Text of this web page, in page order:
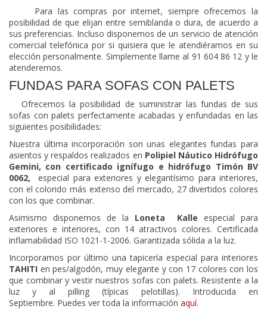
Para las compras por internet, siempre ofrecemos la
posibilidad de que elijan entre semiblanda o dura, de acuerdo a
sus preferencias. Incluso disponemos de un servicio de atención
comercial telefónica por si quisiera que le atendiéramos en su
elección personalmente. Simplemente llame al 91 604 86 12 y le
atenderemos.
FUNDAS PARA SOFAS CON PALETS
Ofrecemos la posibilidad de suministrar las fundas de sus
sofas con palets perfectamente acabadas y enfundadas en las
siguientes posibilidades:
Nuestra última incorporación son unas elegantes fundas para
asientos y respaldos realizados en Polipiel Náutico Hidrófugo
Gemini, con certificado ignífugo e hidrófugo Timón BV
0062,
especial para exteriores y elegantísimo para interiores,
con el colorido más extenso del mercado, 27 divertidos colores
con los que combinar.
Asimismo disponemos de la Loneta Kalle especial para
exteriores e interiores, con 14 atractivos colores. Certificada
inflamabilidad ISO 1021-1-2006. Garantizada sólida a la luz.
Incorporamos por último una tapicería especial para interiores
TAHITI en pes/algodón, muy elegante y con 17 colores con los
que combinar y vestir nuestros sofas con palets. Resistente a la
luz y al pilling (típicas pelotillas). Introducida en
Septiembre. Puedes ver toda la información aquí.